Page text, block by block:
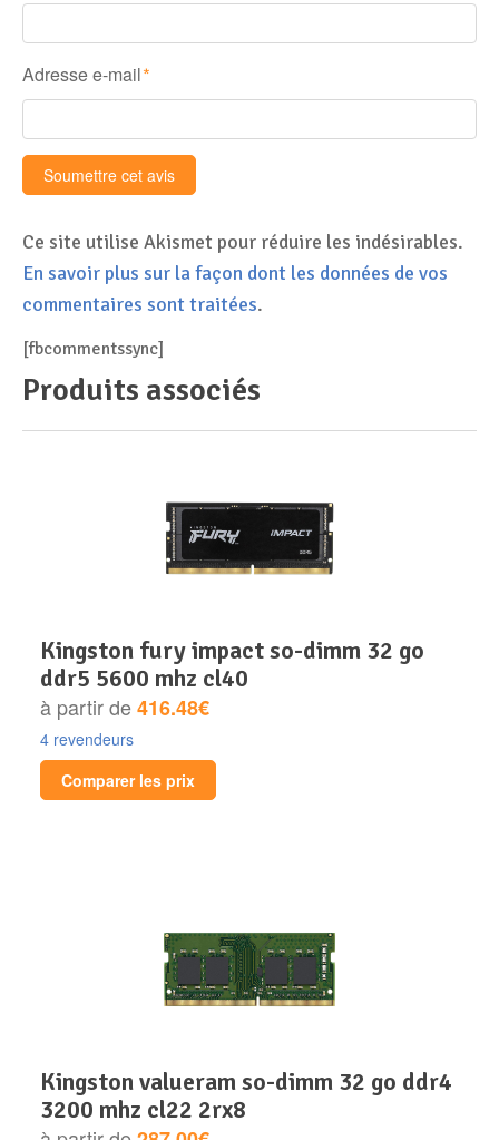
Adresse e-mail *
Ce site utilise Akismet pour réduire les indésirables.
En savoir plus sur la façon dont les données de vos
commentaires sont traitées.
[fbcommentssync]
Produits associés
kingston fury impact so-dimm 32 go
ddr5 5600 mhz cl40
à partir de416.48€
4 revendeurs
Comparer les prix
kingston valueram so-dimm 32 go ddr4
3200 mhz cl22 2rx8